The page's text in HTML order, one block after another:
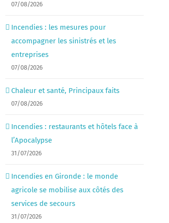
07/08/2026
Incendies : les mesures pour
accompagner les sinistrés et les
entreprises
07/08/2026
Chaleur et santé, Principaux faits
07/08/2026
Incendies : restaurants et hôtels face à
l’Apocalypse
31/07/2026
Incendies en Gironde : le monde
agricole se mobilise aux côtés des
services de secours
31/07/2026